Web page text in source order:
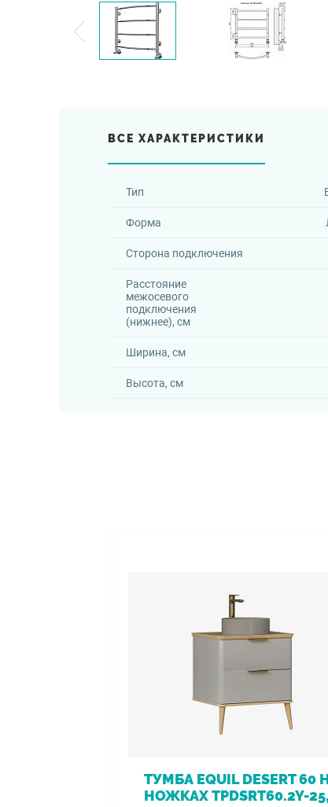
ВСЕ ХАРАКТЕРИСТИКИ
Тип
Форма
Сторона подключения
Расстояние
межосевого
подключения
(нижнее), см
Ширина, см
Высота, см
ТУМБА EQUIL DESERT 60
НОЖКАХ TPDSRT60.2Y-25,